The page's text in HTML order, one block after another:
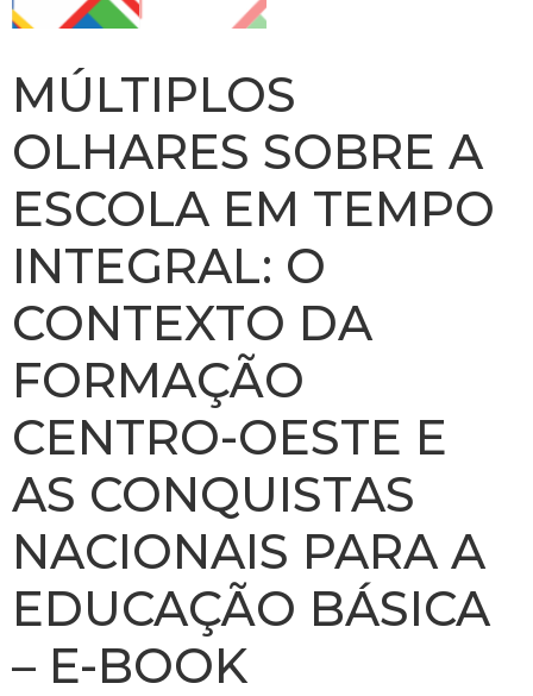
MÚLTIPLOS
OLHARES SOBRE A
ESCOLA EM TEMPO
INTEGRAL: O
CONTEXTO DA
FORMAÇÃO
CENTRO-OESTE E
AS CONQUISTAS
NACIONAIS PARA A
EDUCAÇÃO BÁSICA
– E-BOOK